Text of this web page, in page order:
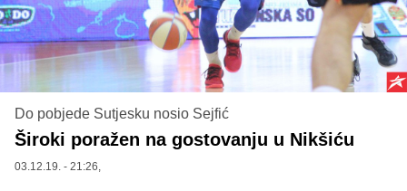
Do pobjede Sutjesku nosio Sejfić
Široki poražen na gostovanju u Nikšiću
03.12.19. - 21:26,